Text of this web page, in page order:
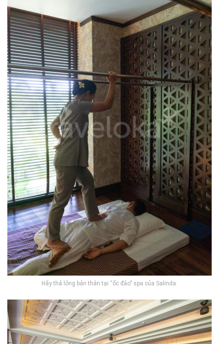
Hãy thả lỏng bản thân tại “ốc đảo” spa của Salinda.